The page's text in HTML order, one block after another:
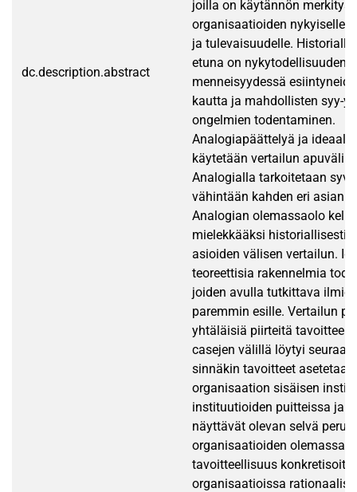
dc.description.abstract
joilla on käytännön
organisaatioiden nykyiselle
ja tulevaisuudelle.
etuna on nykytodellisuuden
menneisyydessä
kautta ja mahdollisten syy-
ongelmien todentaminen.
Analogiapäättelyä ja
käytetään vertailun
Analogialla tarkoitetaan
vähintään kahden eri asian
Analogian olemassaolo
mielekkääksi historiallisesti
asioiden välisen vertailun.
teoreettisia rakennelmia
joiden avulla tutkittava ilmiö
paremmin esille. Vertailun
yhtäläisiä piirteitä
casejen välillä löytyi
sinnäkin tavoitteet
organisaation sisäisen
instituutioiden puitteissa ja
näyttävät olevan selvä
organisaatioiden
tavoitteellisuus
organisaatioissa